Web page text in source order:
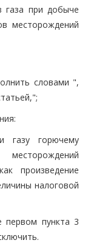
газа при добыче
месторождений
словами ",
газу горючему
произведение
налоговой
первом пункта 3